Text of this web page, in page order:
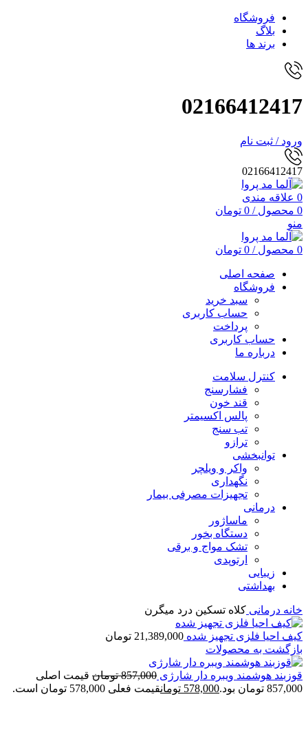
فروشگاه
بلاگ
برند ها
02166412417
ورود / ثبت نام
02166412417
0 علاقه مندی
0 محصول /
0 تومان
منو
0 محصول /
0 تومان
صفحه اصلی
فروشگاه
سبد خرید
حساب کاربری
پرداخت
حساب کاربری
درباره ما
کنترل سلامت
فشارسنج
قند خون
پالس اکسیمتر
تب سنج
ترازو
توانبخشی
واکر و ویلچر
نگهداری
تجهیزات مصرفی بیمار
درمانی
ماساژور
دستگاه بخور
تشک مواج و برقی
ارتوپدی
زیبایی
بهداشتی
خانه درمانی کلاه تسکین درد میگرن
کیف احیا فلزی تجهیز شده 21,389,000 تومان
بازگشت به محصولات
قوزبند هوشمند ویبره دار شارژی 857,000 تومان قیمت اصلی
857,000 تومان بود.
578,000 تومانقیمت فعلی 578,000 تومان است.